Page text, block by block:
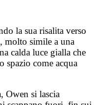
la sua risalita verso
molto simile a una
calda luce gialla che
come acqua
Owen si lascia